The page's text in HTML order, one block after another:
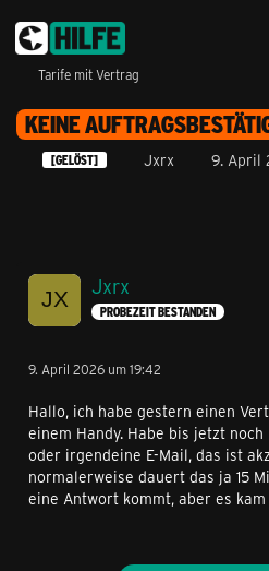
Tarife mit Vertrag
KEINE
[GELÖST] Jxrx 9. April
Jxrx
PROBEZEIT BESTANDEN
9. April 2026 um 19:42
Hallo, ich habe gestern einen
einem Handy. Habe bis jetzt
oder irgendeine E-Mail, das ist
normalerweise dauert das ja 15
eine Antwort kommt, aber es